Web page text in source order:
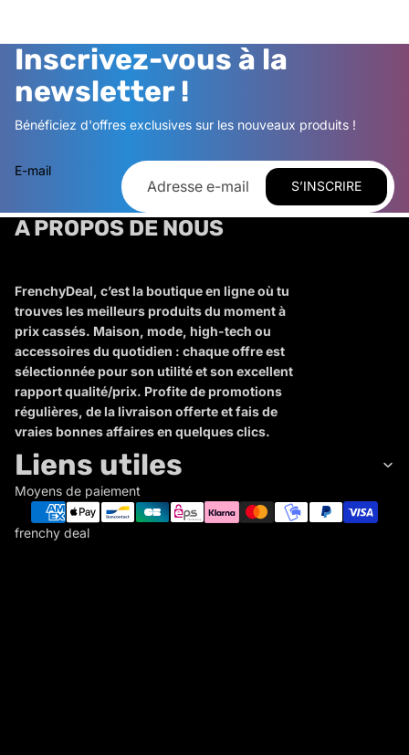
Inscrivez-vous à la
newsletter !
Bénéficiez d'offres exclusives sur les nouveaux produits !
E-mail
S’INSCRIRE
A PROPOS DE NOUS
FrenchyDeal, c’est la boutique en ligne où tu
trouves les meilleurs produits du moment à
prix cassés. Maison, mode, high-tech ou
accessoires du quotidien : chaque offre est
sélectionnée pour son utilité et son excellent
rapport qualité/prix. Profite de promotions
régulières, de la livraison offerte et fais de
vraies bonnes affaires en quelques clics.
Liens utiles
Moyens de paiement
frenchy deal